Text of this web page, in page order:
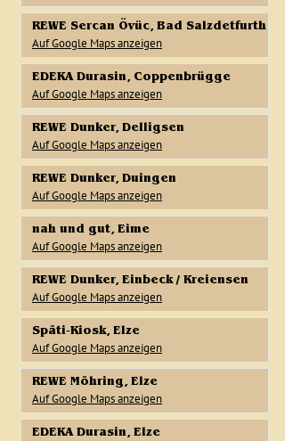
REWE Sercan Övüc, Bad Salzdetfurth
Auf Google Maps anzeigen
EDEKA Durasin, Coppenbrügge
Auf Google Maps anzeigen
REWE Dunker, Delligsen
Auf Google Maps anzeigen
REWE Dunker, Duingen
Auf Google Maps anzeigen
nah und gut, Eime
Auf Google Maps anzeigen
REWE Dunker, Einbeck / Kreiensen
Auf Google Maps anzeigen
Späti-Kiosk, Elze
Auf Google Maps anzeigen
REWE Möhring, Elze
Auf Google Maps anzeigen
EDEKA Durasin, Elze